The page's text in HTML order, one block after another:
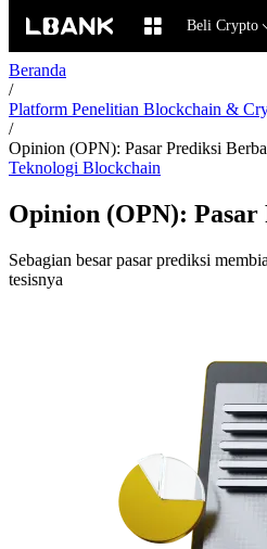
Beli Crypto
Beranda
/
Platform Penelitian Blockchain &
/
Opinion (OPN): Pasar Prediksi
Teknologi Blockchain
Opinion (OPN):
Sebagian besar pasar prediksi
tesisnya